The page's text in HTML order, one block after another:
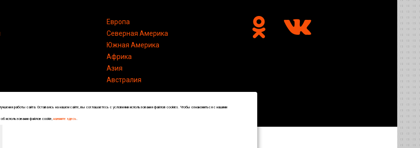
Европа
Северная Америка
Южная Америка
Африка
Азия
Австралия
работы сайта. Оставаясь на нашем сайте, вы соглашаетесь с условиями использования файлов cookies. Чтобы ознакомиться с нашими
использовании файлов cookie, нажмите здесь.